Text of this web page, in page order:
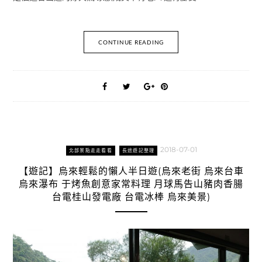
CONTINUE READING
北部景點走走看看 長途遊記整理 2018-07-01
【遊記】烏來輕鬆的懶人半日遊(烏來老街 烏來台車
烏來瀑布 于烤魚創意家常料理 月球馬告山豬肉香腸
台電桂山發電廠 台電冰棒 烏來美景)